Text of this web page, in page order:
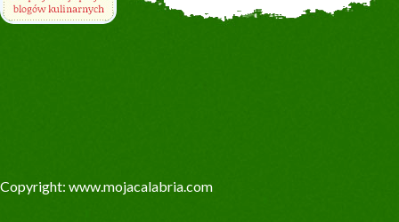
Copyright: www.mojacalabria.com